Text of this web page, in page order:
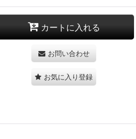
カートに入れる
お問い合わせ
お気に入り登録